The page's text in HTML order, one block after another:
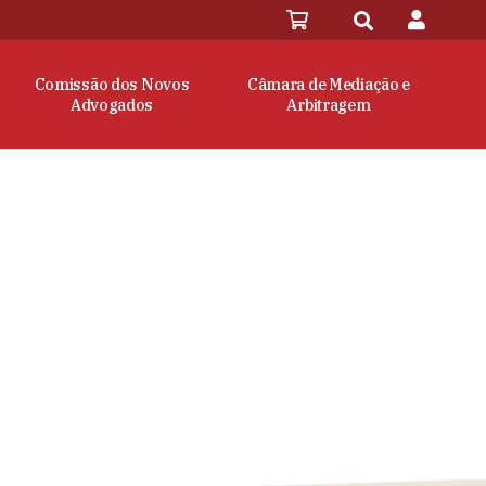
Comissão dos Novos
Advogados
Câmara de Mediação e
Arbitragem